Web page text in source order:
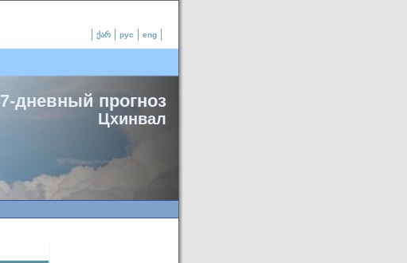
ქარ рус eng
7-дневный прогноз
Цхинвал